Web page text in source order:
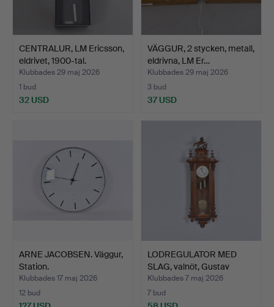
CENTRALUR, LM Ericsson,
eldrivet, 1900-tal.
Klubbades 29 maj 2026
1 bud
32 USD
VÄGGUR, 2 stycken, metall,
eldrivna, LM Er…
Klubbades 29 maj 2026
3 bud
37 USD
ARNE JACOBSEN. Väggur,
Station.
Klubbades 17 maj 2026
12 bud
LODREGULATOR MED
SLAG, valnöt, Gustav
Beck…
Klubbades 7 maj 2026
7 bud